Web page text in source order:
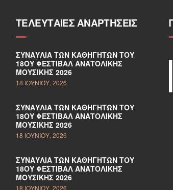
ΤΕΛΕΥΤΑΊΕΣ ΑΝΑΡΤΉΣΕΙΣ
ΣΥΝΑΥΛΊΑ ΤΩΝ ΚΑΘΗΓΗΤΏΝ ΤΟΥ
18ΟΥ ΦΕΣΤΙΒΆΛ ΑΝΑΤΟΛΙΚΉΣ
ΜΟΥΣΙΚΉΣ 2026
18 ΙΟΥΝΊΟΥ, 2026
ΣΥΝΑΥΛΊΑ ΤΩΝ ΚΑΘΗΓΗΤΏΝ ΤΟΥ
18ΟΥ ΦΕΣΤΙΒΆΛ ΑΝΑΤΟΛΙΚΉΣ
ΜΟΥΣΙΚΉΣ 2026
18 ΙΟΥΝΊΟΥ, 2026
ΣΥΝΑΥΛΊΑ ΤΩΝ ΚΑΘΗΓΗΤΏΝ ΤΟΥ
18ΟΥ ΦΕΣΤΙΒΆΛ ΑΝΑΤΟΛΙΚΉΣ
ΜΟΥΣΙΚΉΣ 2026
18 ΙΟΥΝΊΟΥ, 2026